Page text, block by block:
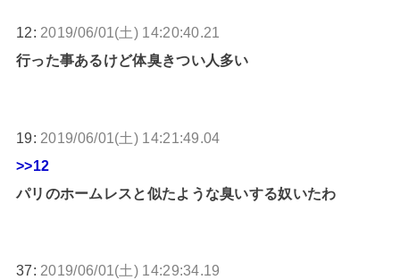
12: 2019/06/01(土) 14:20:40.21
行った事あるけど体臭きつい人多い
19: 2019/06/01(土) 14:21:49.04
>>12
パリのホームレスと似たような臭いする奴いたわ
37: 2019/06/01(土) 14:29:34.19